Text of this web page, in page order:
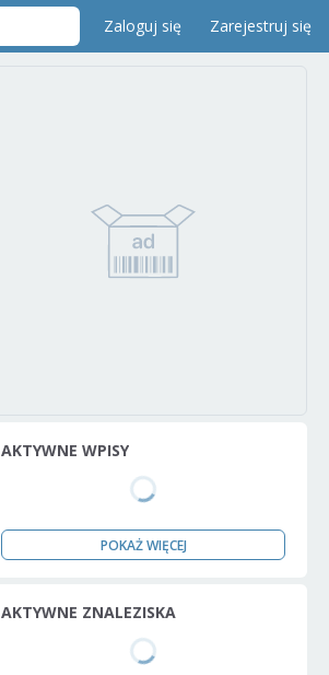
Zaloguj się Zarejestruj się
AKTYWNE WPISY
POKAŻ WIĘCEJ
AKTYWNE ZNALEZISKA